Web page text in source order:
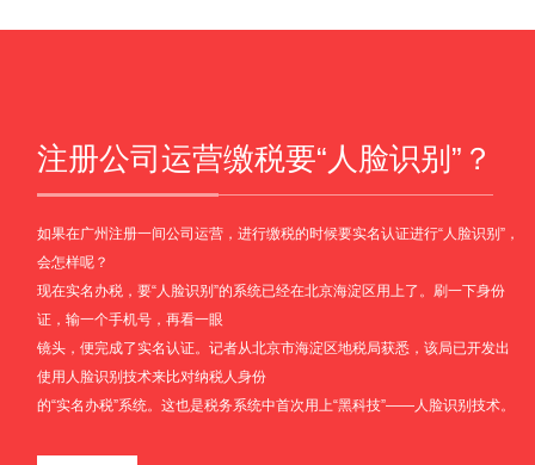
注册公司运营缴税要“人脸识别”？
如果在广州注册一间公司运营，进行缴税的时候要实名认证进行“人脸识别”，
会怎样呢？
现在实名办税，要“人脸识别”的系统已经在北京海淀区用上了。刷一下身份
证，输一个手机号，再看一眼
镜头，便完成了实名认证。记者从北京市海淀区地税局获悉，该局已开发出
使用人脸识别技术来比对纳税人身份
的“实名办税”系统。这也是税务系统中首次用上“黑科技”——人脸识别技术。